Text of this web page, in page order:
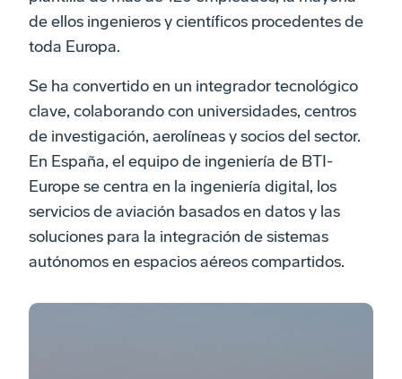
de ellos ingenieros y científicos procedentes de
toda Europa.
Se ha convertido en un integrador tecnológico
clave, colaborando con universidades, centros
de investigación, aerolíneas y socios del sector.
En España, el equipo de ingeniería de BTI-
Europe se centra en la ingeniería digital, los
servicios de aviación basados en datos y las
soluciones para la integración de sistemas
autónomos en espacios aéreos compartidos.